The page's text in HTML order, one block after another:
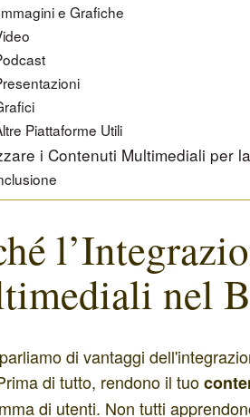
e Grafiche
Piattaforme Utili
i Contenuti Multimediali per
nel
di vantaggi
di tutto, rendono il tuo
di utenti. Non tutti